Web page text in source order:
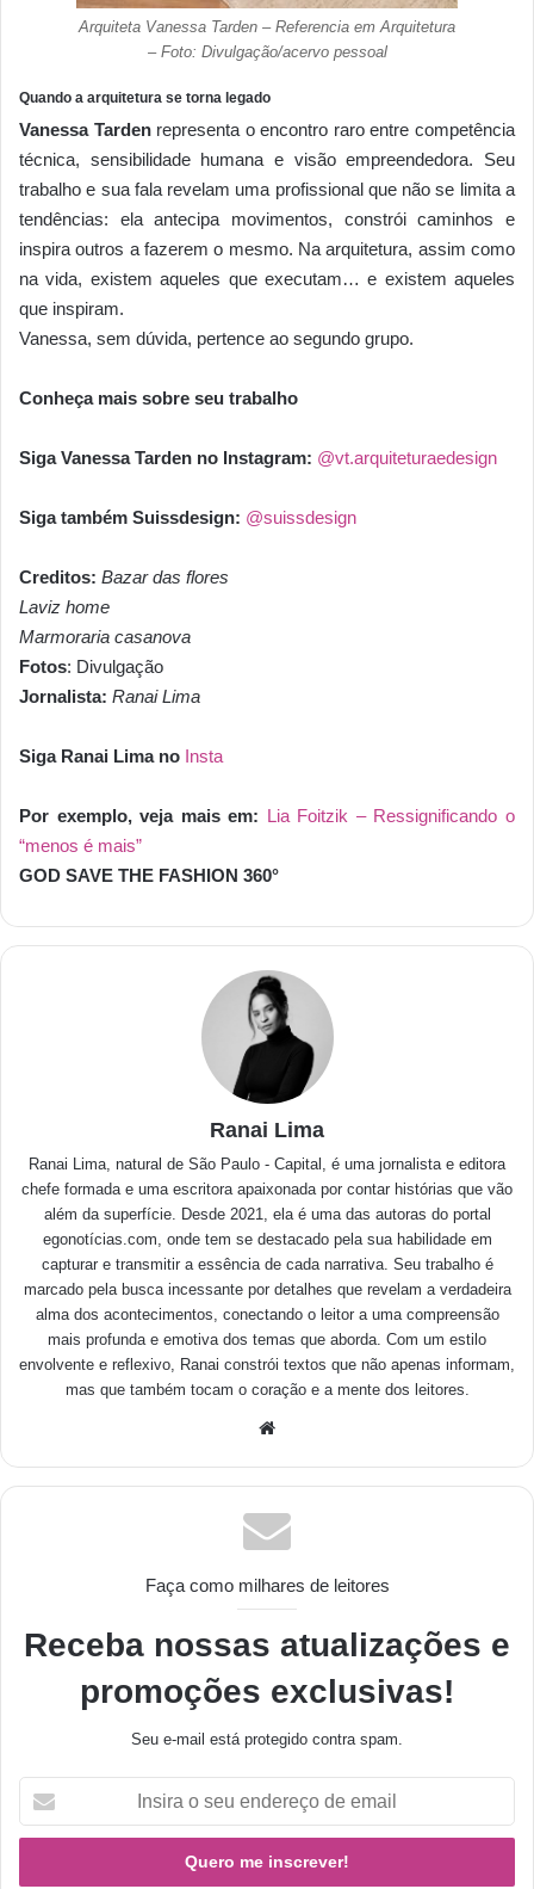
Arquiteta Vanessa Tarden – Referencia em Arquitetura
– Foto: Divulgação/acervo pessoal
Quando a arquitetura se torna legado
Vanessa Tardenrepresenta o encontro raro entre competência
técnica, sensibilidade humana e visão empreendedora. Seu
trabalho e sua fala revelam uma profissional que não se limita a
tendências: ela antecipa movimentos, constrói caminhos e
inspira outros a fazerem o mesmo. Na arquitetura, assim como
na vida, existem aqueles que executam… e existem aqueles
que inspiram.
Vanessa, sem dúvida, pertence ao segundo grupo.
Conheça mais sobre seu trabalho
Siga Vanessa Tarden no Instagram: @vt.arquiteturaedesign
Siga também Suissdesign: @suissdesign
Creditos: Bazar das flores
Laviz home
Marmoraria casanova
Fotos: Divulgação
Jornalista: Ranai Lima
Siga Ranai Lima no Insta
Por exemplo, veja mais em: Lia Foitzik – Ressignificando o
“menos é mais”
GOD SAVE THE FASHION 360°
Ranai Lima
Ranai Lima, natural de São Paulo - Capital, é uma jornalista e editora
chefe formada e uma escritora apaixonada por contar histórias que vão
além da superfície. Desde 2021, ela é uma das autoras do portal
egonotícias.com, onde tem se destacado pela sua habilidade em
capturar e transmitir a essência de cada narrativa. Seu trabalho é
marcado pela busca incessante por detalhes que revelam a verdadeira
alma dos acontecimentos, conectando o leitor a uma compreensão
mais profunda e emotiva dos temas que aborda. Com um estilo
envolvente e reflexivo, Ranai constrói textos que não apenas informam,
mas que também tocam o coração e a mente dos leitores.
Faça como milhares de leitores
Receba nossas atualizações e
promoções exclusivas!
Seu e-mail está protegido contra spam.